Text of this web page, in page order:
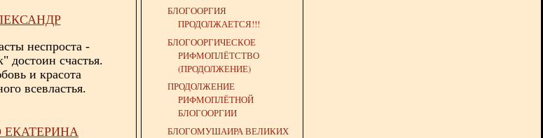
неспроста -
счастья.
и красота
всевластья.
ЕКАТЕРИНА
БЛОГООРГИЯ
ПРОДОЛЖАЕТСЯ!!!
БЛОГООРГИЧЕСКОЕ
РИФМОПЛЁТСТВО
(ПРОДОЛЖЕНИЕ)
ПРОДОЛЖЕНИЕ
РИФМОПЛЁТНОЙ
БЛОГООРГИИ
БЛОГОМУШАИРА ВЕЛИКИХ